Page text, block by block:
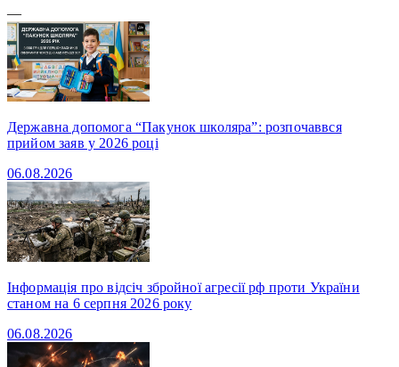
—
Державна допомога “Пакунок школяра”: розпочаввся
прийом заяв у 2026 році
06.08.2026
Інформація про відсіч збройної агресії рф проти України
станом на 6 серпня 2026 року
06.08.2026